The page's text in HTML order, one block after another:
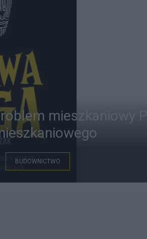
mieszkaniowy
BUDOWNICTWO